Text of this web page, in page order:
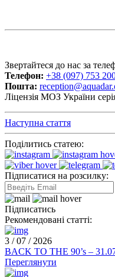
Звертайтеся до нас за
Телефон: +38 (097) 753
Пошта:
Ліцензія МОЗ України
Наступна стаття
Поділитись статею:
Підписатися на розсилку:
Підписатись
Рекомендовані статті:
3 / 07 / 2026
BACK TO THE 90’s –
Переглянути